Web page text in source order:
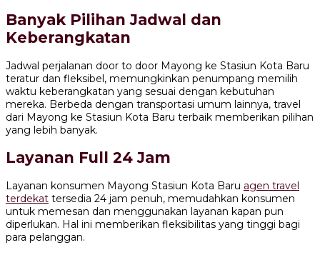
Banyak Pilihan Jadwal dan
Keberangkatan
Jadwal perjalanan door to door Mayong ke Stasiun Kota Baru
teratur dan fleksibel, memungkinkan penumpang memilih
waktu keberangkatan yang sesuai dengan kebutuhan
mereka. Berbeda dengan transportasi umum lainnya, travel
dari Mayong ke Stasiun Kota Baru terbaik memberikan pilihan
yang lebih banyak.
Layanan Full 24 Jam
Layanan konsumen Mayong Stasiun Kota Baru agen travel
terdekat tersedia 24 jam penuh, memudahkan konsumen
untuk memesan dan menggunakan layanan kapan pun
diperlukan. Hal ini memberikan fleksibilitas yang tinggi bagi
para pelanggan.